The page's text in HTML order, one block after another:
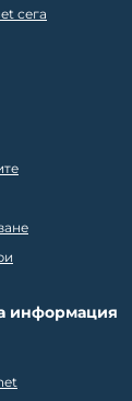
сега
информация